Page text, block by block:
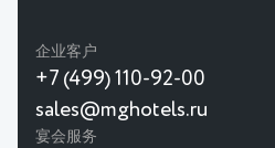
企业客户
+7 (499) 110-92-00
sales@mghotels.ru
宴会服务